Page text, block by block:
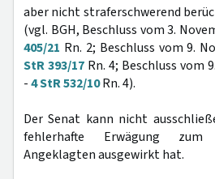
aber nicht straferschwerend
(vgl. BGH, Beschluss vom 3.
405/21 Rn. 2; Beschluss vom 9.
StR 393/17 Rn. 4; Beschluss vom
-4 StR 532/10Rn. 4).
Der Senat kann nicht
fehlerhafte Erwägung
Angeklagten ausgewirkt hat.